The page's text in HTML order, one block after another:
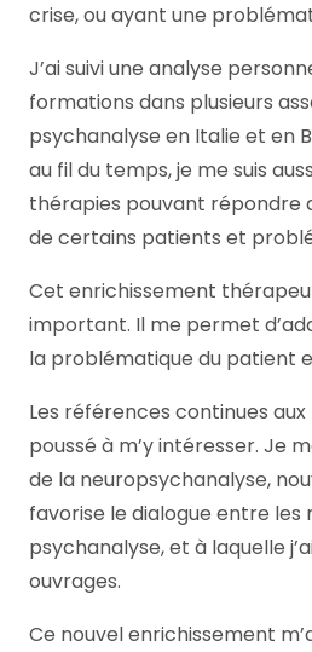
crise, ou ayant une
J’ai suivi une analyse
formations dans plusieurs
psychanalyse en Italie et en
au fil du temps, je me suis
thérapies pouvant répondre
de certains patients et
Cet enrichissement
important. Il me permet
la problématique du patient
Les références continues
poussé à m’y intéresser. Je
de la neuropsychanalyse,
favorise le dialogue entre les
psychanalyse, et à laquelle
ouvrages.
Ce nouvel enrichissement